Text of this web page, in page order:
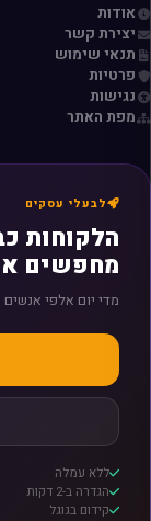
אודות
יצירת קשר
תנאי שימוש
פרטיות
נגישות
מפת האתר
לבעלי עסקים
הלקוחות
מחפשים
מדי יום אלפי
ללא עמלה
הגדרה ב-2 דקות
קידום בגוגל